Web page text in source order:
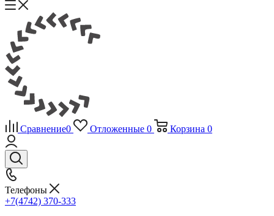
Сравнение0 Отложенные 0 Корзина 0
Телефоны
+7(4742) 370-333